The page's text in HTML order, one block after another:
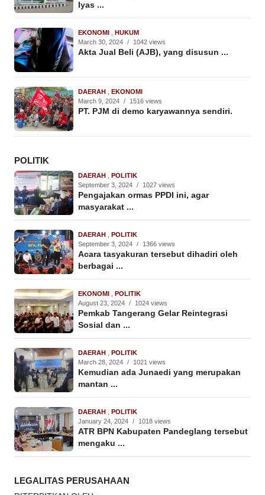
Iyas ...
EKONOMI , HUKUM
March 30, 2024 / 1042 views
Akta Jual Beli (AJB), yang disusun ...
DAERAH , EKONOMI
March 9, 2024 / 1516 views
PT. PJM di demo karyawannya sendiri.
POLITIK
DAERAH , POLITIK
September 3, 2024 / 1027 views
Pengajakan ormas PPDI ini, agar
masyarakat ...
DAERAH , POLITIK
September 3, 2024 / 1366 views
Acara tasyakuran tersebut dihadiri oleh
berbagai ...
EKONOMI , POLITIK
August 23, 2024 / 1024 views
Pemkab Tangerang Gelar Reintegrasi
Sosial dan ...
DAERAH , POLITIK
March 28, 2024 / 1021 views
Kemudian ada Junaedi yang merupakan
mantan ...
DAERAH , POLITIK
January 24, 2024 / 1018 views
ATR BPN Kabupaten Pandeglang tersebut
mengaku ...
LEGALITAS PERUSAHAAN